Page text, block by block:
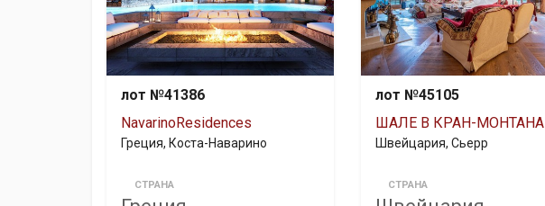
лот №41386
NavarinoResidences
Греция, Коста-Наварино
СТРАНА
лот №45105
ШАЛЕ В КРАН-МОНТАНА
Швейцария, Сьерр
СТРАНА